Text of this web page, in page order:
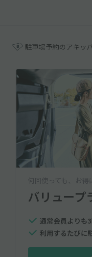
駐車場予約のアキッ
何回使っても、お得
バリュープ
通常会員よりも
利用するたびに